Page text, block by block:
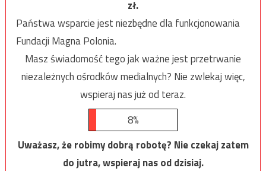
zł.
Państwa wsparcie jest niezbędne dla funkcjonowania
Fundacji Magna Polonia.
Masz świadomość tego jak ważne jest przetrwanie
niezależnych ośrodków medialnych? Nie zwlekaj więc,
wspieraj nas już od teraz.
8%
Uważasz, że robimy dobrą robotę? Nie czekaj zatem
do jutra, wspieraj nas od dzisiaj.